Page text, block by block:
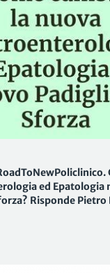
ed Epatologia
Risponde